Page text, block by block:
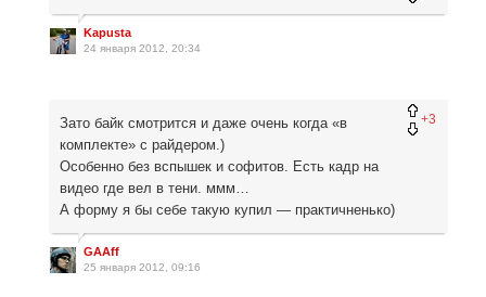
Kapusta
24 января 2012, 20:34
+3
Зато байк смотрится и даже очень когда «в
комплекте» с райдером.)
Особенно без вспышек и софитов. Есть кадр на
видео где вел в тени. ммм…
А форму я бы себе такую купил — практичненько)
GAAff
25 января 2012, 09:16